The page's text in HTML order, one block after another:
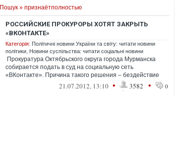
Пошук » признаётполностью
РОССИЙСКИЕ ПРОКУРОРЫ ХОТЯТ ЗАКРЫТЬ
«ВКОНТАКТЕ»
Категорія: Політичні новини України та світу: читати новини
політики Новини суспільства: читати соціальні новини
Прокуратура Октябрьского округа города Мурманска
собирается подать в суд на социальную сеть
«ВКонтакте». Причина такого решения – бездействие
21.07.2012, 13:10 • 3582 • 0